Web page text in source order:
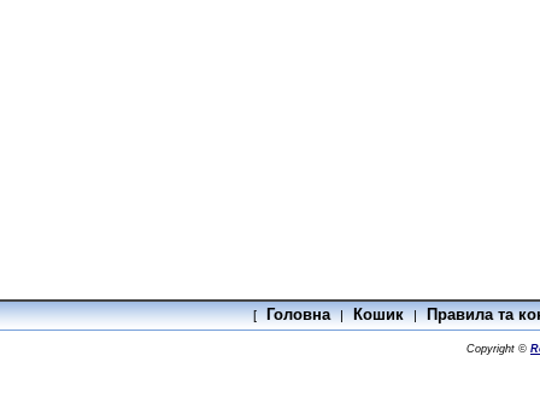
[ Головна | Кошик | Правила та
Copyright ©